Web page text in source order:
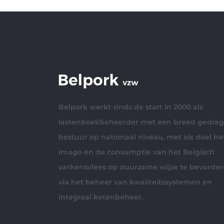
Belpork werkt sinds de start in 2000 als
lastenboekbeheerder met een breed
bestuur op nationaal niveau, met als doel
imago en de consumptie van het Belgisch
varkensvlees op duurzame wijze te
via het beheer van kwaliteitssystemen en
integraal ketenbeheer.